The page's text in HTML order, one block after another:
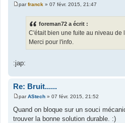
M
parfranck » 07 févr. 2015, 21:47
foreman72 a écrit :
C'était bien une fuite au niveau de
Merci pour l'info.
:jap:
Re: Bruit......
M
s
s
parAStech » 07 févr. 2015, 21:52
Quand on bloque sur un souci
trouver la bonne solution durable. :)